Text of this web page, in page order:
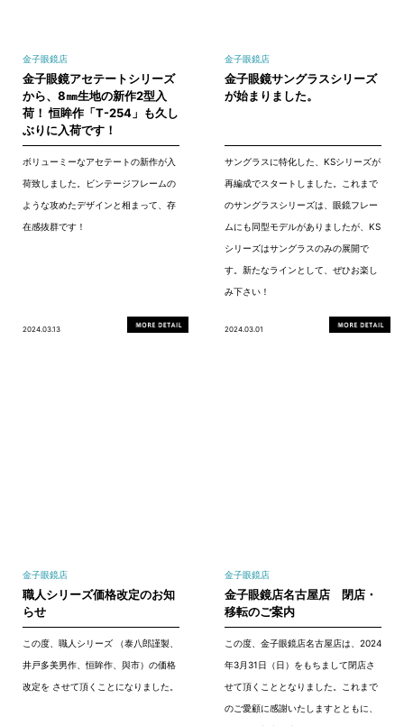
金子眼鏡店
金子眼鏡アセテートシリーズ
から、8㎜生地の新作2型入
荷！ 恒眸作「T-254」も久し
ぶりに入荷です！
ボリューミーなアセテートの新作が入
荷致しました。ビンテージフレームの
ような攻めたデザインと相まって、存
在感抜群です！
2024.03.13
金子眼鏡店
金子眼鏡サングラスシリーズ
が始まりました。
サングラスに特化した、KSシリーズが
再編成でスタートしました。これまで
のサングラスシリーズは、眼鏡フレー
ムにも同型モデルがありましたが、KS
シリーズはサングラスのみの展開で
す。新たなラインとして、ぜひお楽し
み下さい！
2024.03.01
金子眼鏡店
職人シリーズ価格改定のお知
らせ
この度、職人シリーズ （泰八郎謹製、
井戸多美男作、恒眸作、與市）の価格
改定を させて頂くことになりました。
金子眼鏡店
金子眼鏡店名古屋店 閉店・
移転のご案内
この度、金子眼鏡店名古屋店は、2024
年3月31日（日）をもちまして閉店さ
せて頂くこととなりました。これまで
のご愛顧に感謝いたしますとともに、